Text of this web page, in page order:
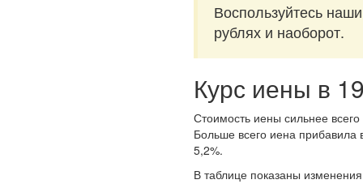
Воспользуйтесь
рублях и наоборот.
Курс иены в
Стоимость иены сильнее
Больше всего иена
5,2%.
В таблице показаны